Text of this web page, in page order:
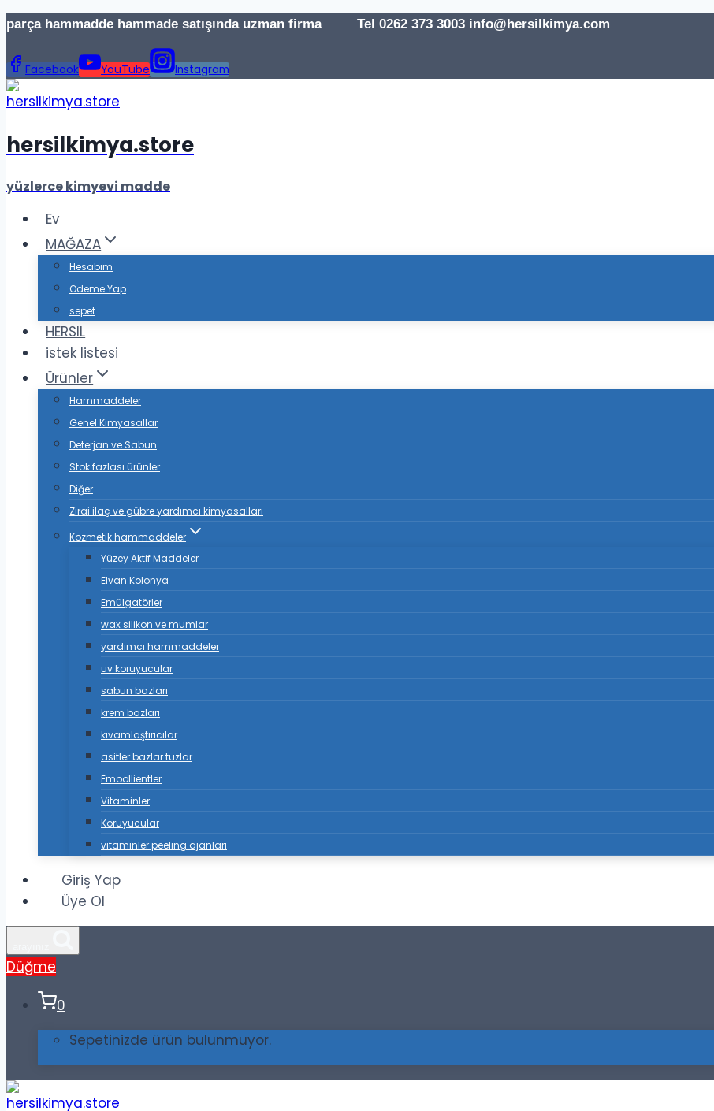
İçeriğe
parça hammadde hammade satışında uzman firma Tel 0262 373 3003 info@hersilkimya.com
Facebook YouTube Instagram
hersilkimya.store
yüzlerce kimyevi madde
Ev
MAĞAZA
Hesabım
Ödeme Yap
sepet
HERSIL
istek listesi
Ürünler
Hammaddeler
Genel Kimyasallar
Deterjan ve Sabun
Stok fazlası ürünler
Diğer
Zirai ilaç ve gübre yardımcı kimyasalları
Kozmetik hammaddeler
Yüzey Aktif Maddeler
Elvan Kolonya
Emülgatörler
wax silikon ve mumlar
yardımcı hammaddeler
uv koruyucular
sabun bazları
krem bazları
kıvamlaştırıcılar
asitler bazlar tuzlar
Emoollientler
Vitaminler
Koruyucular
vitaminler peeling ajanları
Giriş Yap
Üye Ol
Düğme
0
Sepetinizde ürün bulunmuyor.